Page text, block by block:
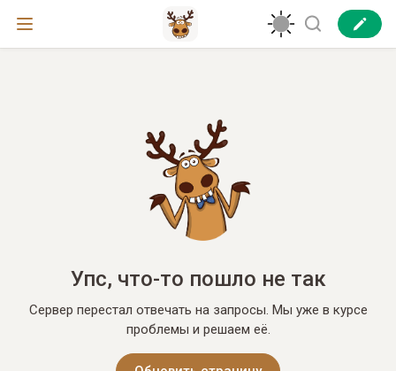
Упс, что-то пошло не так
Сервер перестал отвечать на запросы. Мы уже в курсе
проблемы и решаем её.